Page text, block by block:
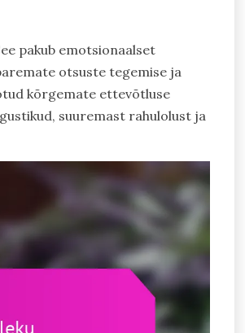
pakub emotsionaalset
otsuste tegemise ja
kõrgemate ettevõtluse
suuremast rahulolust ja